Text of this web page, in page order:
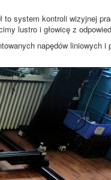
system kontroli wizyjnej
lustro i głowicę z
napędów liniowych i